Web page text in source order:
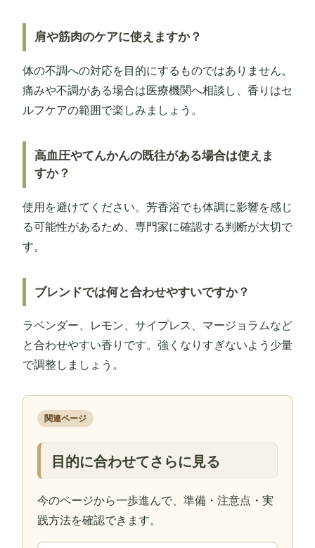
肩や筋肉のケアに使えますか？
体の不調への対応を目的にするものではありません。
痛みや不調がある場合は医療機関へ相談し、香りはセ
ルフケアの範囲で楽しみましょう。
高血圧やてんかんの既往がある場合は使えま
すか？
使用を避けてください。芳香浴でも体調に影響を感じ
る可能性があるため、専門家に確認する判断が大切で
す。
ブレンドでは何と合わせやすいですか？
ラベンダー、レモン、サイプレス、マージョラムなど
と合わせやすい香りです。強くなりすぎないよう少量
で調整しましょう。
関連ページ
目的に合わせてさらに見る
今のページから一歩進んで、準備・注意点・実
践方法を確認できます。